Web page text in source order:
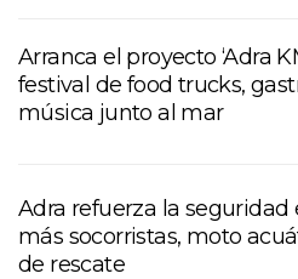
Arranca el proyecto ‘Adra
festival de food trucks,
música junto al mar
Adra refuerza la seguridad
más socorristas, moto
de rescate